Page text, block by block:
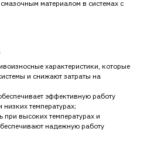
материалом в системах с
характеристики, которые
и снижают затраты на
эффективную работу
температурах;
при высоких температурах и
надежную работу